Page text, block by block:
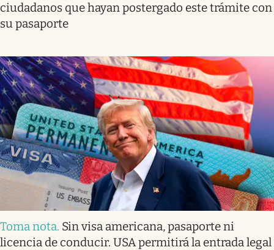
ciudadanos que hayan postergado este trámite con
su pasaporte
Toma nota. Sin visa americana, pasaporte ni
licencia de conducir. USA permitirá la entrada legal